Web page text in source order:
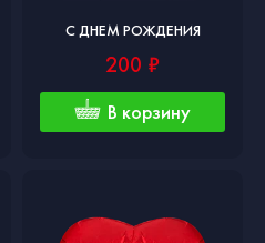
С ДНЕМ РОЖДЕНИЯ
200 ₽
В корзину